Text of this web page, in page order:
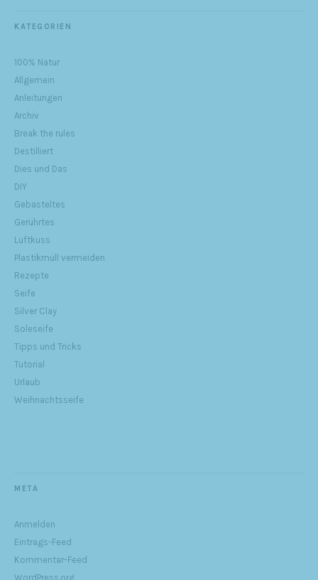
KATEGORIEN
100% Natur
Allgemein
Anleitungen
Archiv
Break the rules
Destilliert
Dies und Das
DIY
Gebasteltes
Gerührtes
Luftkuss
Plastikmüll vermeiden
Rezepte
Seife
Silver Clay
Soleseife
Tipps und Tricks
Tutorial
Urlaub
Weihnachtsseife
META
Anmelden
Eintrags-Feed
Kommentar-Feed
WordPress.org